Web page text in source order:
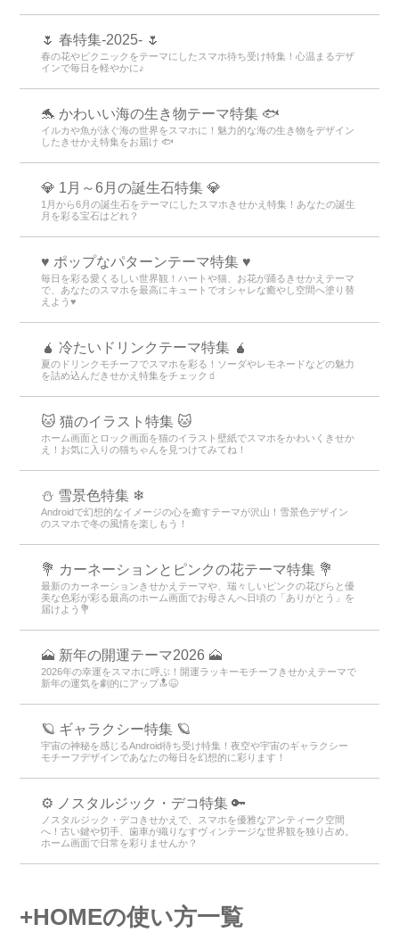
🌷 春特集-2025- 🌷
春の花やピクニックをテーマにしたスマホ待ち受け特集！心温まるデザ
インで毎日を軽やかに♪
🐬 かわいい海の生き物テーマ特集 🐟
イルカや魚が泳ぐ海の世界をスマホに！魅力的な海の生き物をデザイン
したきせかえ特集をお届け 🐟
💎 1月～6月の誕生石特集 💎
1月から6月の誕生石をテーマにしたスマホきせかえ特集！あなたの誕生
月を彩る宝石はどれ？
♥️ ポップなパターンテーマ特集 ♥️
毎日を彩る愛くるしい世界観！ハートや猫、お花が踊るきせかえテーマ
で、あなたのスマホを最高にキュートでオシャレな癒やし空間へ塗り替
えよう♥️
🧉 冷たいドリンクテーマ特集 🧉
夏のドリンクモチーフでスマホを彩る！ソーダやレモネードなどの魅力
を詰め込んだきせかえ特集をチェック🧃
🐱 猫のイラスト特集 🐱
ホーム画面とロック画面を猫のイラスト壁紙でスマホをかわいくきせか
え！お気に入りの猫ちゃんを見つけてみてね！
⛄ 雪景色特集 ❄
Androidで幻想的なイメージの心を癒すテーマが沢山！雪景色デザイン
のスマホで冬の風情を楽しもう！
💐 カーネーションとピンクの花テーマ特集 💐
最新のカーネーションきせかえテーマや、瑞々しいピンクの花びらと優
美な色彩が彩る最高のホーム画面でお母さんへ日頃の「ありがとう」を
届けよう💐
🗻 新年の開運テーマ2026 🗻
2026年の幸運をスマホに呼ぶ！開運ラッキーモチーフきせかえテーマで
新年の運気を劇的にアップ🔝😆
🪐 ギャラクシー特集 🪐
宇宙の神秘を感じるAndroid待ち受け特集！夜空や宇宙のギャラクシー
モチーフデザインであなたの毎日を幻想的に彩ります！
⚙️ ノスタルジック・デコ特集 🔑
ノスタルジック・デコきせかえで、スマホを優雅なアンティーク空間
へ！古い鍵や切手、歯車が織りなすヴィンテージな世界観を独り占め。
ホーム画面で日常を彩りませんか？
+HOMEの使い方一覧